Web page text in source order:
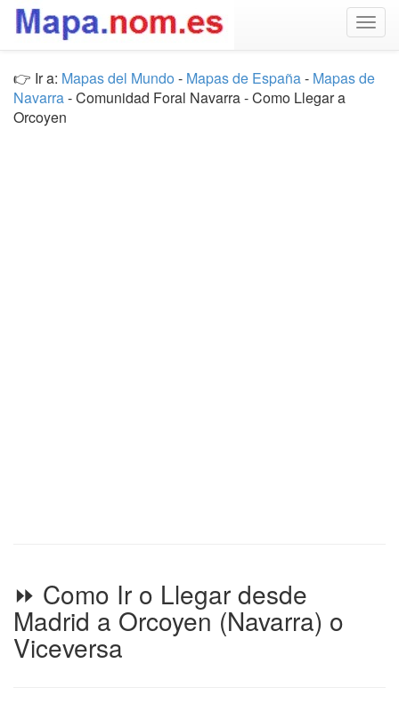
👉 Ir a: Mapas del Mundo - Mapas de España- Mapas de
Navarra- Comunidad Foral Navarra - Como Llegar a
Orcoyen
⏩ Como Ir o Llegar desde
Madrid a Orcoyen (Navarra) o
Viceversa